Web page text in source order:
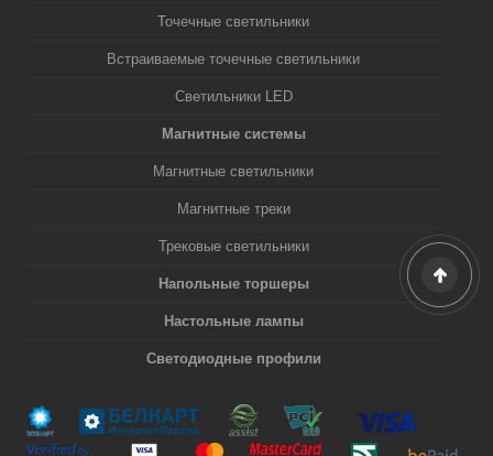
Точечные светильники
Встраиваемые точечные светильники
Светильники LED
Магнитные системы
Магнитные светильники
Магнитные треки
Трековые светильники
Напольные торшеры
Настольные лампы
Светодиодные профили